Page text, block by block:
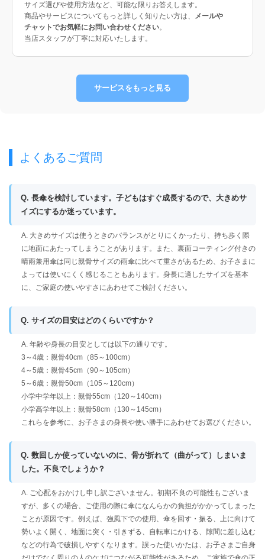
サイズ選びや使用方法など、可能な限りお答えします。
商品やサービスについてもっと詳しく知りたい方は、 メールや
チャットでお気軽にお問い合わせください。
当店スタッフが丁寧に対応いたします。
サービスをもっと見る
よくあるご質問
Q. 長傘を検討しています。子どもはすぐ成長するので、大きめサ
イズにするか迷っています。
A. 大きめサイズは使うときのバランスがとりにくかったり、持ち歩く際
に地面にあたってしまうことがあります。また、裏面コーティング付きの
晴雨兼用傘は同じ親骨サイズの雨傘に比べて重さがあるため、お子さまに
よっては使いにくく感じることもあります。身長に適したサイズを基本
に、ご家庭の使いやすさにあわせてご検討ください。
Q. サイズの目安はどのくらいですか？
A. 年齢や身長の目安としては以下の通りです。
3～4歳：親骨40cm（85～100cm）
4～5歳：親骨45cm（90～105cm）
5～6歳：親骨50cm（105～120cm）
小学中学年以上：親骨55cm（120～140cm）
小学高学年以上：親骨58cm（130～145cm）
これらを参考に、お子さまの身長や使い勝手にあわせてお選びください。
Q. 数回しか使っていないのに、骨が折れて（曲がって）しまいま
した。不良でしょうか？
A. ご心配をおかけし申し訳ございません。初期不良の可能性もございま
すが、多くの場合、ご使用の際に傘になんらかの負担がかかってしまった
ことが原因です。例えば、強風下での使用、傘を回す・振る、上に向けて
勢いよく開く、地面に突く・引きずる、自転車にかける、隙間に差し込む
などの行為で破損しやすくなります。誤った使いかたは、お子さまご自身